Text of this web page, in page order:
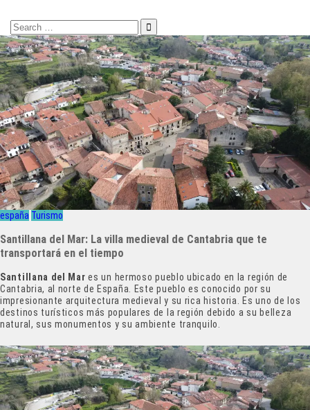
Search
for:
españa Turismo
Santillana del Mar: La villa medieval de Cantabria que te
transportará en el tiempo
Santillana del Mar es un hermoso pueblo ubicado en la región de
Cantabria, al norte de España. Este pueblo es conocido por su
impresionante arquitectura medieval y su rica historia. Es uno de los
destinos turísticos más populares de la región debido a su belleza
natural, sus monumentos y su ambiente tranquilo.